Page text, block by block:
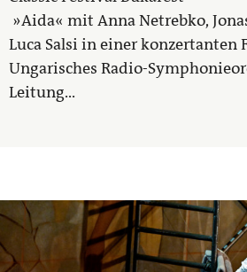
»Aida« mit Anna Netrebko,
Luca Salsi in einer konzertanten
Ungarisches Radio-
Leitung...